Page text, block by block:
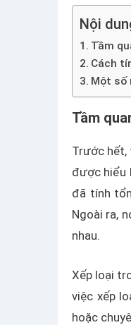
Nội
Tầm
Cách
Một số
Tầm
Trước hết,
được hiểu
đã tính
Ngoài ra,
nhau.
Xếp loại
việc xếp
hoặc